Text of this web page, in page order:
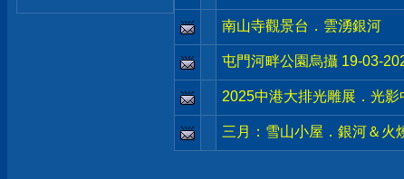
南山寺觀景台．雲湧銀河
屯門河畔公園烏攝 19-03-
2025中港大排光雕展．光影
三月：雪山小屋．銀河＆火